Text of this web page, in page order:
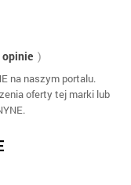
opinie )
na naszym portalu.
oferty tej marki lub